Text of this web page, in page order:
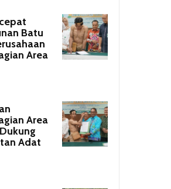
Batu
Area
Area
Adat